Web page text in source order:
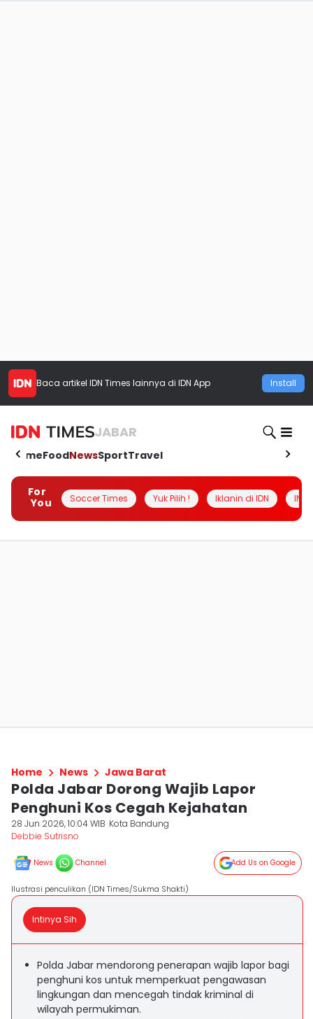
Baca artikel IDN Times lainnya di IDN App Install
JABAR
HomeFoodNewsSportTravel
For
You
Soccer Times Yuk Pilih ! Iklanin di IDN
Home News Jawa Barat
Polda Jabar Dorong Wajib Lapor
Penghuni Kos Cegah Kejahatan
28 Jun 2026, 10:04 WIB Kota Bandung
Debbie Sutrisno
News Channel Add Us on Google
Ilustrasi penculikan (IDN Times/Sukma Shakti)
Intinya Sih
Polda Jabar mendorong penerapan wajib lapor bagi
penghuni kos untuk memperkuat pengawasan
lingkungan dan mencegah tindak kriminal di
wilayah permukiman.